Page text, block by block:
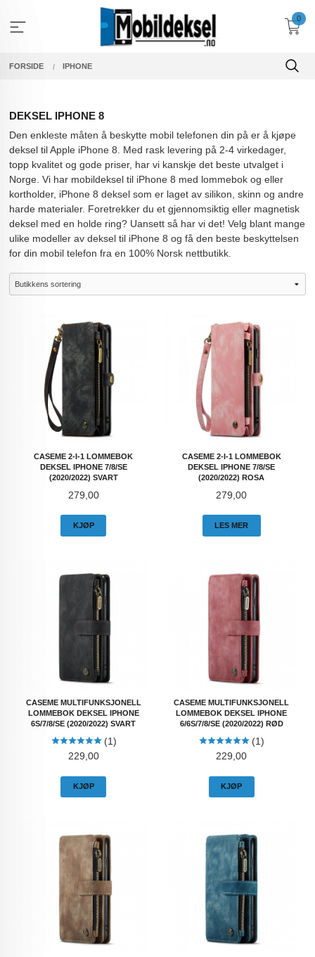
innholdet
0
FORSIDE IPHONE
DEKSEL IPHONE 8
Den enkleste måten å beskytte mobil telefonen din på er å kjøpe
deksel til Apple iPhone 8. Med rask levering på 2-4 virkedager,
topp kvalitet og gode priser, har vi kanskje det beste utvalget i
Norge. Vi har mobildeksel til iPhone 8 med lommebok og eller
kortholder, iPhone 8 deksel som er laget av silikon, skinn og andre
harde materialer. Foretrekker du et gjennomsiktig eller magnetisk
deksel med en holde ring? Uansett så har vi det! Velg blant mange
ulike modeller av deksel til iPhone 8 og få den beste beskyttelsen
for din mobil telefon fra en 100% Norsk nettbutikk.
CASEME 2-I-1 LOMMEBOK
DEKSEL IPHONE 7/8/SE
(2020/2022) SVART
Pris
279,00
KJØP
CASEME 2-I-1 LOMMEBOK
DEKSEL IPHONE 7/8/SE
(2020/2022) ROSA
Pris
279,00
LES MER
CASEME MULTIFUNKSJONELL
LOMMEBOK DEKSEL IPHONE
6S/7/8/SE (2020/2022) SVART
(1)
Pris
229,00
KJØP
CASEME MULTIFUNKSJONELL
LOMMEBOK DEKSEL IPHONE
6/6S/7/8/SE (2020/2022) RØD
(1)
Pris
229,00
KJØP